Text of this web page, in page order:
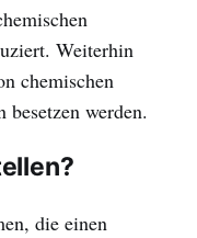
Weiterhin
chemischen
werden.
die einen